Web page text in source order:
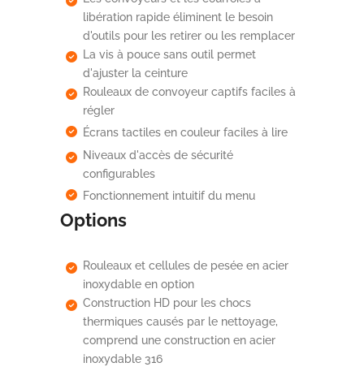
libération rapide éliminent le besoin
d'outils pour les retirer ou les remplacer
La vis à pouce sans outil permet
d'ajuster la ceinture
Rouleaux de convoyeur captifs faciles à
régler
Écrans tactiles en couleur faciles à lire
Niveaux d'accès de sécurité
configurables
Fonctionnement intuitif du menu
Options
Rouleaux et cellules de pesée en acier
inoxydable en option
Construction HD pour les chocs
thermiques causés par le nettoyage,
comprend une construction en acier
inoxydable 316